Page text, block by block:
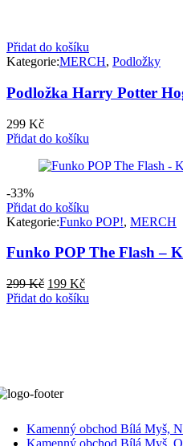
Přidat do košíku
Kategorie:MERCH, Podložky
Podložka Harry Potter
299 Kč
Přidat do košíku
-33%
Přidat do košíku
Kategorie:Funko POP!, MERCH
Funko POP The Flash –
299Kč Původní
cena
199 KčAktuální
cena
Přidat do košíku
Kamenný obchod Bílá Myš,
Kamenný obchod Bílá Myš,